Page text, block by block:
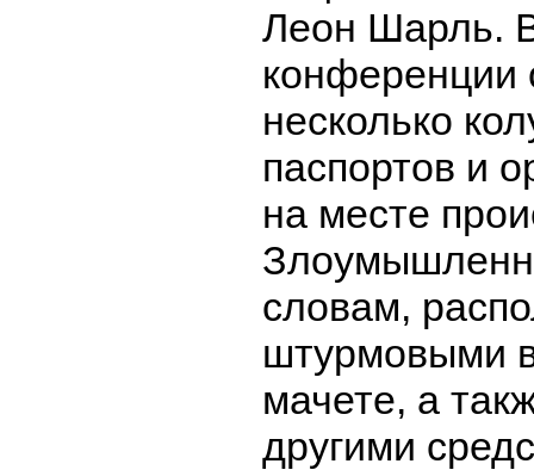
Леон Шарль.
конференции
несколько
паспортов и
на месте
словам,
штурмовыми
мачете, а
другими